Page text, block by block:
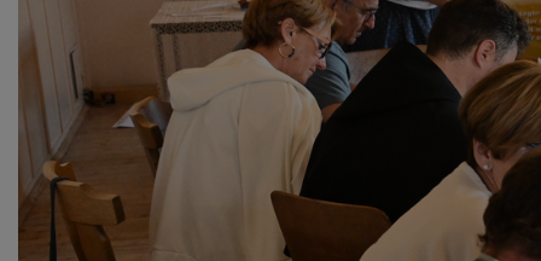
Plakate
Pfarrbriefe
Lebensereignisse
Newsletter Archiv
Michelstetten
Wenzersdorf